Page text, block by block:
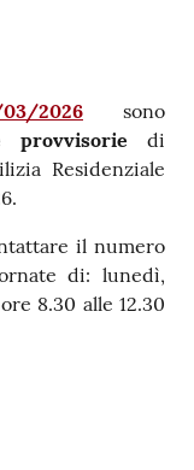
03/2026
sono
provvisoriedi
Residenziale
il numero
di: lunedì,
8.30 alle 12.30